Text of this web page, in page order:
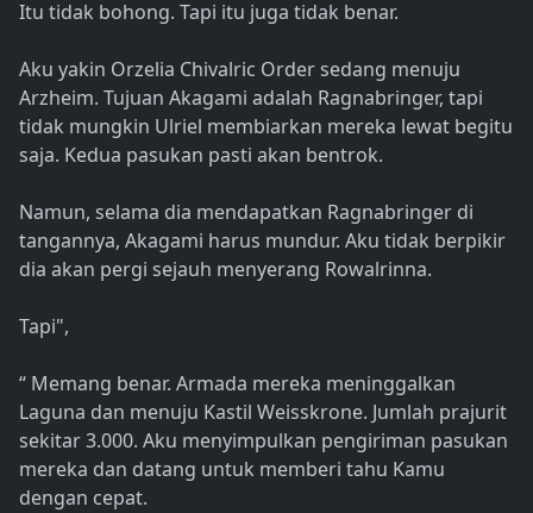
Itu tidak bohong. Tapi itu juga tidak benar.
Aku yakin Orzelia Chivalric Order sedang menuju
Arzheim. Tujuan Akagami adalah Ragnabringer, tapi
tidak mungkin Ulriel membiarkan mereka lewat begitu
saja. Kedua pasukan pasti akan bentrok.
Namun, selama dia mendapatkan Ragnabringer di
tangannya, Akagami harus mundur. Aku tidak berpikir
dia akan pergi sejauh menyerang Rowalrinna.
Tapi",
“ Memang benar. Armada mereka meninggalkan
Laguna dan menuju Kastil Weisskrone. Jumlah prajurit
sekitar 3.000. Aku menyimpulkan pengiriman pasukan
mereka dan datang untuk memberi tahu Kamu
dengan cepat.